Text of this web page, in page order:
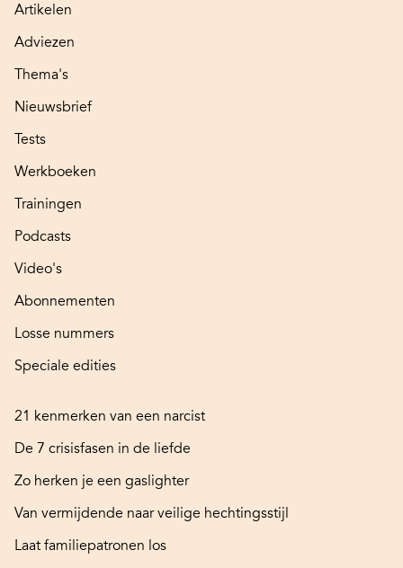
Artikelen
Adviezen
Thema's
Nieuwsbrief
Tests
Werkboeken
Trainingen
Podcasts
Video's
Abonnementen
Losse nummers
Speciale edities
21 kenmerken van een narcist
De 7 crisisfasen in de liefde
Zo herken je een gaslighter
Van vermijdende naar veilige hechtingsstijl
Laat familiepatronen los